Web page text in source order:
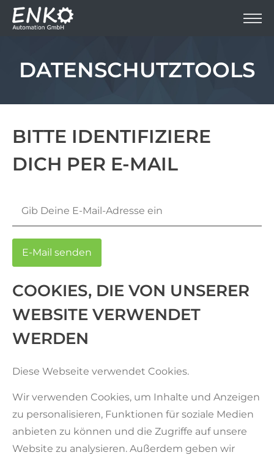
DATENSCHUTZTOOLS
BITTE IDENTIFIZIERE
DICH PER E-MAIL
COOKIES, DIE VON UNSERER
WEBSITE VERWENDET
WERDEN
Diese Webseite verwendet Cookies.
Wir verwenden Cookies, um Inhalte und Anzeigen
zu personalisieren, Funktionen für soziale Medien
anbieten zu können und die Zugriffe auf unsere
Website zu analysieren. Außerdem geben wir